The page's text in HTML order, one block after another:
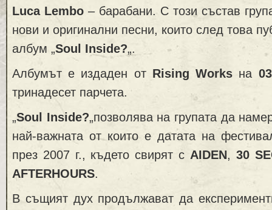
Luca Lembo – барабани. С този състав
нови и оригинални песни, които след това
албум „Sou l Inside?„.
Албумът е издаден от Rising Works на
тринадесет парчета.
„Sou l Inside?„позволява на групата да
най-важната от които е датата на
през 2007 г., където свирят с AIDEN, 30
AFTERHOURS.
В същият дух продължават да